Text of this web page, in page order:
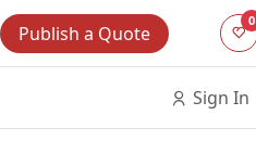
Publish a Quote
0
Sign In